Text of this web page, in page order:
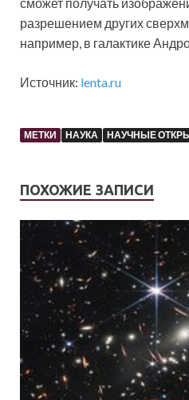
сможет получать
разрешением других
например, в галактике
Источник: lenta.ru
МЕТКИ НАУКА НАУЧНЫЕ
ПОХОЖИЕ ЗАПИСИ